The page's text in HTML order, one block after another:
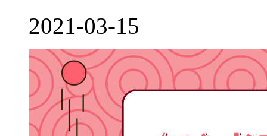
2021-03-15